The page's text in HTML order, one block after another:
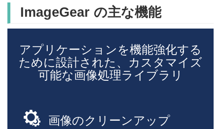
ImageGear の主な機能
アプリケーションを機能強化する
ために設計された、カスタマイズ
可能な画像処理ライブラリ
画像のクリーンアップ